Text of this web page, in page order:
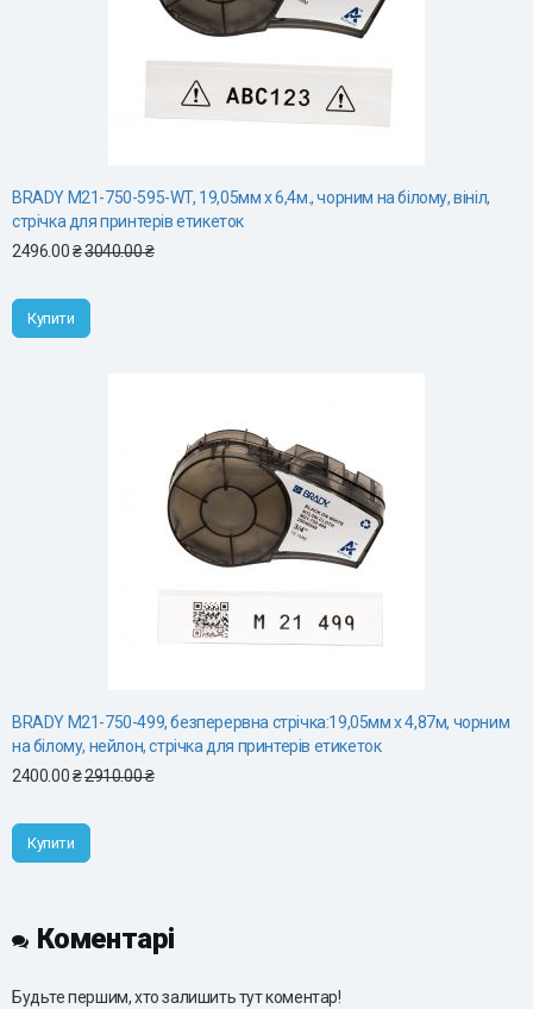
BRADY M21-750-595-WT, 19,05мм х 6,4м., чорним на білому, вініл,
стрічка для принтерів етикеток
2496.00 ₴3040.00 ₴
Купити
BRADY M21-750-499, безперервна стрічка:19,05мм х 4,87м, чорним
на білому, нейлон, стрічка для принтерів етикеток
2400.00 ₴2910.00 ₴
Купити
Коментарі
Будьте першим, хто залишить тут коментар!